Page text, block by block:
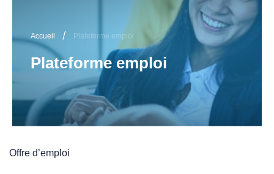
Accueil / Plateforme emploi
Plateforme emploi
Offre d’emploi